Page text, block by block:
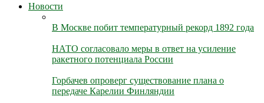
Новости
В Москве побит температурный рекорд 1892 года
НАТО согласовало меры в ответ на усиление
ракетного потенциала России
Горбачев опроверг существование плана о
передаче Карелии Финляндии